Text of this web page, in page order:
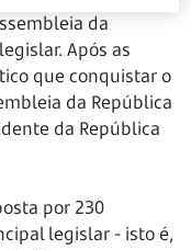
da
Após as
que conquistar o
da República
da República
por 230
legislar - isto é,